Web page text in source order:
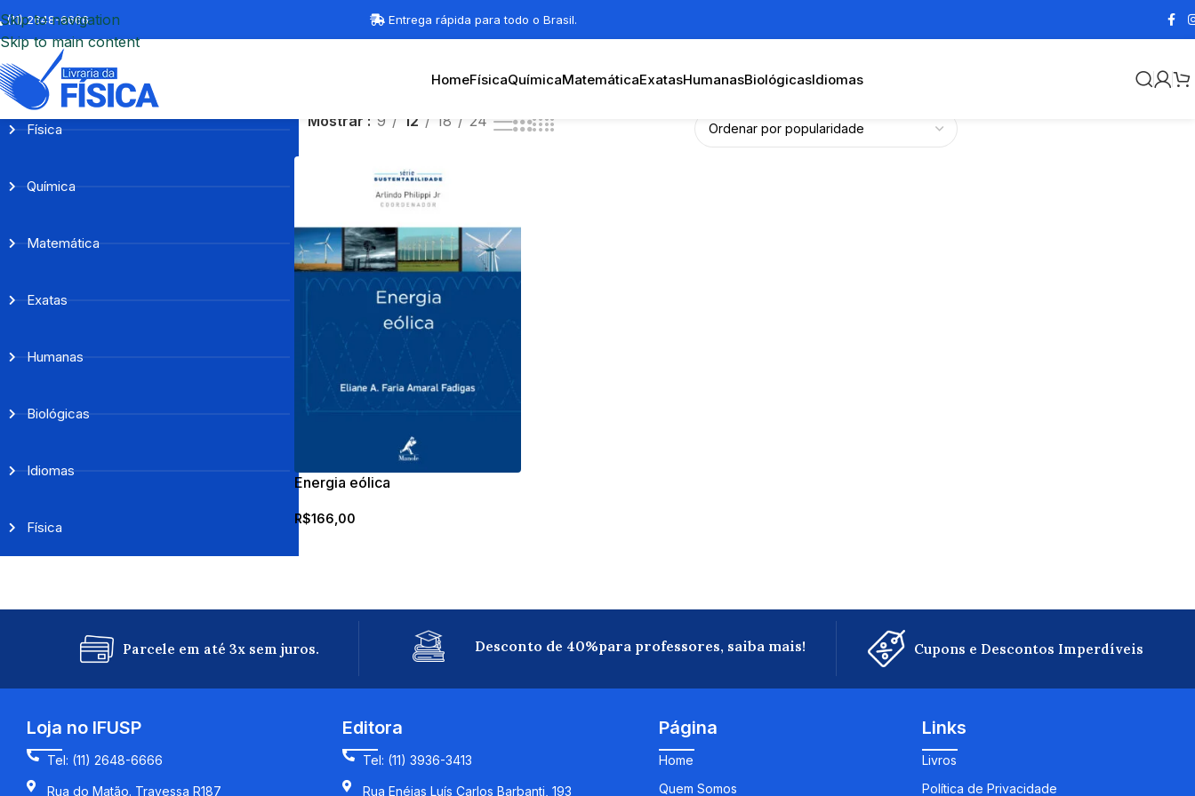
Skip to navigation
Skip to main content
(11) 2648-6666 Entrega rápida para todo o Brasil.
HomeFísicaQuímicaMatemáticaExatasHumanasBiológicasIdiomas
Física
Química
Matemática
Exatas
Humanas
Biológicas
Idiomas
Física
Mostrar 9 12 18 24
Energia eólica
R$166,00
Parcele em até 3x sem juros. Desconto de 40%para professores, saiba mais! Cupons e Descontos Imperdíveis
Loja no IFUSP
Tel: (11) 2648-6666
Rua do Matão. Travessa R187
Editora
Tel: (11) 3936-3413
Rua Enéias Luís Carlos Barbanti, 193
Página
Home
Quem Somos
Links
Livros
Política de Privacidade